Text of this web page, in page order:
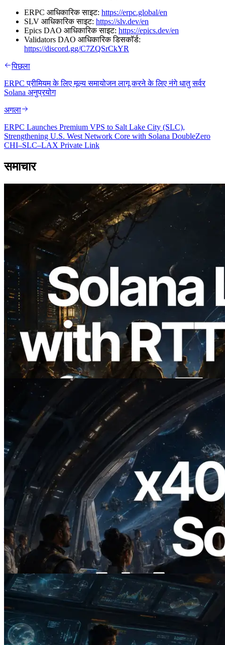
ERPC आधिकारिक साइट: https://erpc.global/en
SLV आधिकारिक साइट: https://slv.dev/en
Epics DAO आधिकारिक साइट: https://epics.dev/en
Validators DAO आधिकारिक डिसकॉर्ड:
https://discord.gg/C7ZQSrCkYR
पिछला
ERPC प्रीमियम के लिए मूल्य समायोजन लागू करने के लिए नंगे धातु सर्वर
Solana अनुप्रयोग
अगला
ERPC Launches Premium VPS to Salt Lake City (SLC),
Strengthening U.S. West Network Core with Solana DoubleZero
CHI–SLC–LAX Private Link
समाचार
2026.08.05
ERPC का Solana Leader Slot API अब 7
वैश्विक क्षेत्रों से ping मापता है — Validators
Information API भी लॉन्च
यह लेख पढ़ें
2026.07.04
ERPC ने x402 समर्थित Solana RPC लॉन्च
किया — AI एजेंट अब जरूरत के API के लिए ऑन-
डिमांड भुगतान कर सकते हैं
यह लेख पढ़ें